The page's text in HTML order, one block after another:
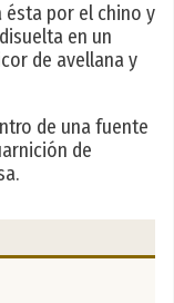
ésta por el chino y
en un
de avellana y
de una fuente
de